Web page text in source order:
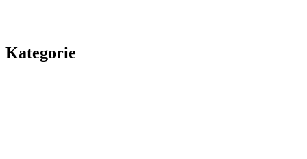
Kategorie